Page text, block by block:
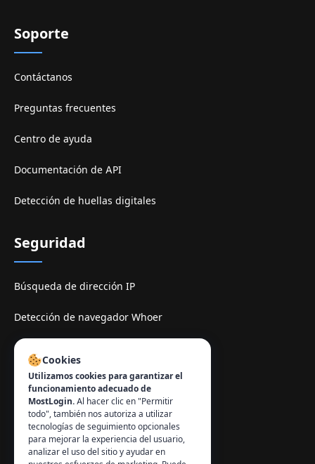
Soporte
Contáctanos
Preguntas frecuentes
Centro de ayuda
Documentación de API
Detección de huellas digitales
Seguridad
Búsqueda de dirección IP
Detección de navegador Whoer
Sitio de espelhe TamilMV
Contacto:
info@mostlogin.com
Cookies
Utilizamos cookies para garantizar el
funcionamiento adecuado de
MostLogin. Al hacer clic en "Permitir
todo", también nos autoriza a utilizar
tecnologías de seguimiento opcionales
para mejorar la experiencia del usuario,
analizar el uso del sitio y ayudar en